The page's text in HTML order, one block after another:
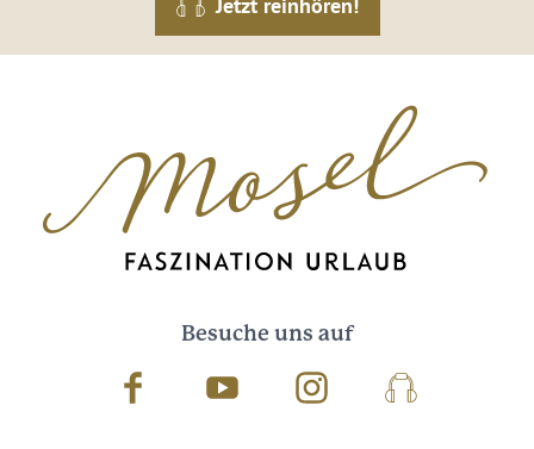
Besuche uns auf
Facebook Youtube InstagramPodcast